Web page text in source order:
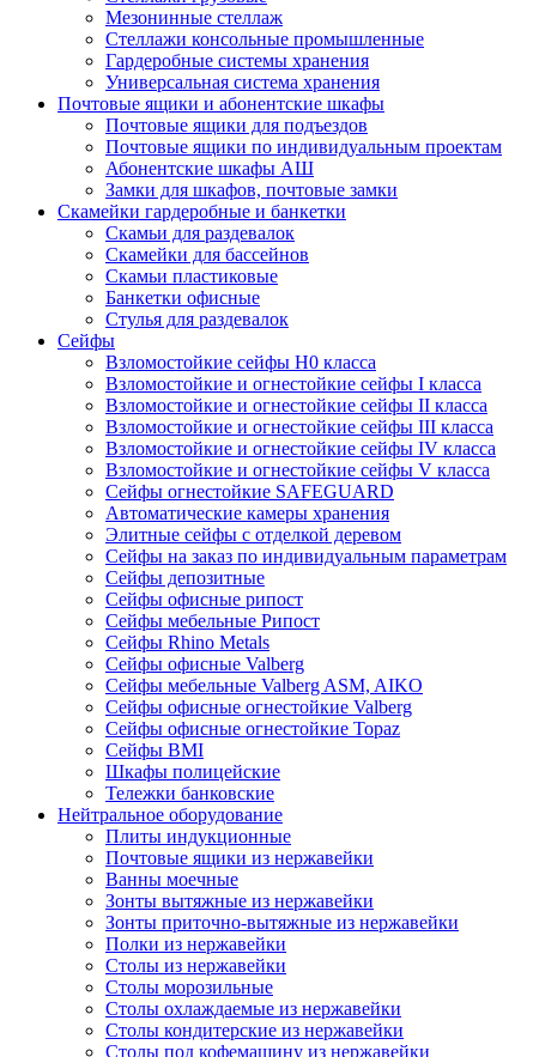
Мезонинные стеллаж
Стеллажи консольные промышленные
Гардеробные системы хранения
Универсальная система хранения
Почтовые ящики и абонентские шкафы
Почтовые ящики для подъездов
Почтовые ящики по индивидуальным проектам
Абонентские шкафы АШ
Замки для шкафов, почтовые замки
Скамейки гардеробные и банкетки
Скамьи для раздевалок
Скамейки для бассейнов
Скамьи пластиковые
Банкетки офисные
Стулья для раздевалок
Сейфы
Взломостойкие сейфы H0 класса
Взломостойкие и огнестойкие сейфы I класса
Взломостойкие и огнестойкие сейфы II класса
Взломостойкие и огнестойкие сейфы III класса
Взломостойкие и огнестойкие сейфы IV класса
Взломостойкие и огнестойкие сейфы V класса
Сейфы огнестойкие SAFEGUARD
Автоматические камеры хранения
Элитные сейфы с отделкой деревом
Сейфы на заказ по индивидуальным параметрам
Сейфы депозитные
Сейфы офисные рипост
Сейфы мебельные Рипост
Сейфы Rhino Metals
Сейфы офисные Valberg
Сейфы мебельные Valberg ASM, AIKO
Сейфы офисные огнестойкие Valberg
Сейфы офисные огнестойкие Topaz
Сейфы ВМI
Шкафы полицейские
Тележки банковские
Нейтральное оборудование
Плиты индукционные
Почтовые ящики из нержавейки
Ванны моечные
Зонты вытяжные из нержавейки
Зонты приточно-вытяжные из нержавейки
Полки из нержавейки
Столы из нержавейки
Столы морозильные
Столы охлаждаемые из нержавейки
Столы кондитерские из нержавейки
Столы под кофемашину из нержавейки